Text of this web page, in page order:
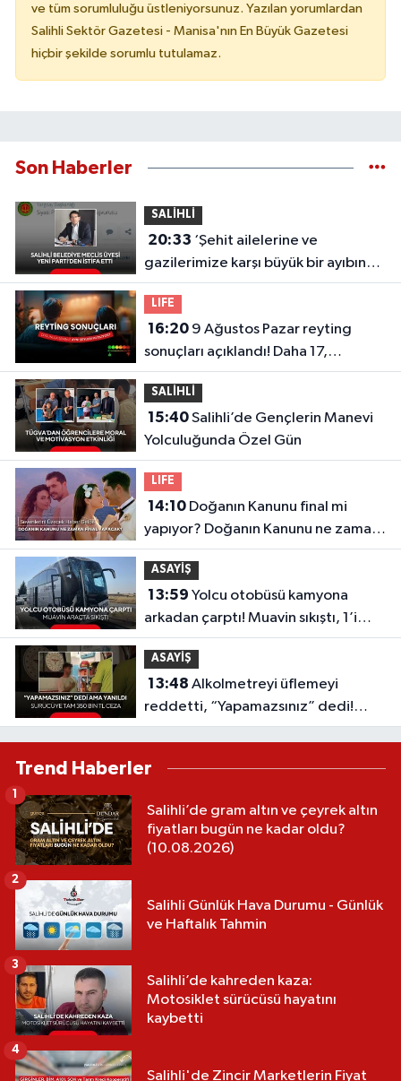
ve tüm sorumluluğu üstleniyorsunuz. Yazılan yorumlardan
Salihli Sektör Gazetesi - Manisa'nın En Büyük Gazetesi
hiçbir şekilde sorumlu tutulamaz.
Son Haberler
SALİHLİ
20:33
gazilerimize karşı büyük bir ayıbın
içinde olmaktansa…’ Ragıp
Kırgezen’den Yeni Parti’ye sert
eleştirilerle istifa
LIFE
16:209 Ağustos Pazar reyting
sonuçları açıklandı! Daha 17,
Masterchef Türkiye, Köyden İndim
Şehre...
SALİHLİ
15:40Salihli’de Gençlerin Manevi
Yolculuğunda Özel Gün
LIFE
14:10Doğanın Kanunu final mi
yapıyor? Doğanın Kanunu ne zaman
final yapacak? Final tarihi belli oldu
ASAYİŞ
13:59
arkadan çarptı! Muavin sıkıştı, 1’i
ağır 8 kişi yaralandı
ASAYİŞ
13:48
reddetti, “Yapamazsınız” dedi!
Ceza 350 bin TL oldu
Trend Haberler
Salihli’de gram altın ve çeyrek altın
fiyatları bugün ne kadar oldu?
(10.08.2026)
1
Salihli Günlük Hava Durumu - Günlük
ve Haftalık Tahmin
2
Salihli’de kahreden kaza:
Motosiklet sürücüsü hayatını
kaybetti
3
Salihli'de Zincir Marketlerin Fiyat
4